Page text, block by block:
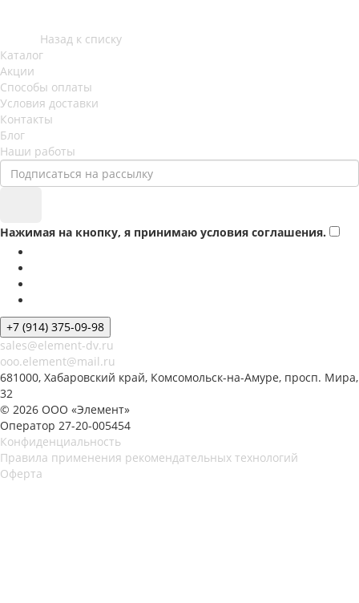
Назад к списку
Каталог
Акции
Способы оплаты
Условия доставки
Контакты
Блог
Наши работы
Нажимая на кнопку, я принимаю условия соглашения.
+7 (914) 375-09-98
sales@element-dv.ru
ooo.element@mail.ru
681000, Хабаровский край, Комсомольск-на-Амуре, просп. Мира,
32
© 2026 ООО «Элемент»
Оператор 27-20-005454
Конфиденциальность
Правила применения рекомендательных технологий
Оферта